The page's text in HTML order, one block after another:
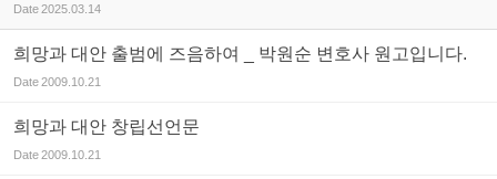
Date2025.03.14
희망과 대안 출범에 즈음하여 _ 박원순 변호사 원고입니다.
Date2009.10.21
희망과 대안 창립선언문
Date2009.10.21